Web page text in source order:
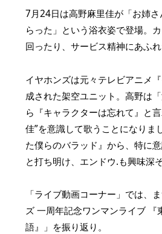
7月24日は高野麻里佳が「お姉
らった」という浴衣姿で登場。
回ったり、サービス精神にあふれ
イヤホンズは元々テレビアニメ
成された架空ユニット。高野は
ら『キャラクターは忘れて』と
佳”を意識して歌うことになりま
た僕らのバラッド』から、特に
と打ち明け、エンドウ.も興味深
「ライブ動画コーナー」では、
ズ 一周年記念ワンマンライブ 『
語』」を振り返り。